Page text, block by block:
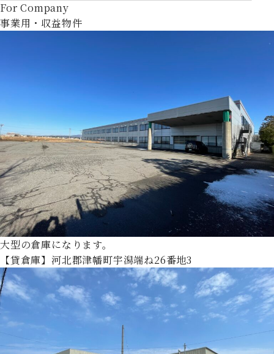
For Company
事業用・収益物件
大型の倉庫になります。
【貸倉庫】河北郡津幡町宇潟端ね26番地3